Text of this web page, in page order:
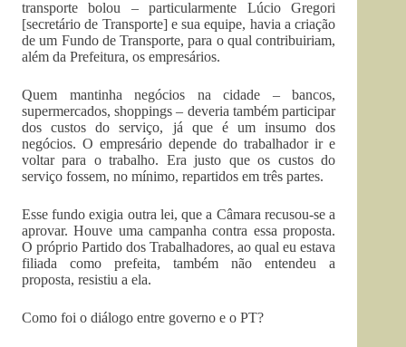
transporte bolou – particularmente Lúcio Gregori
[secretário de Transporte] e sua equipe, havia a criação
de um Fundo de Transporte, para o qual contribuiriam,
além da Prefeitura, os empresários.
Quem mantinha negócios na cidade – bancos,
supermercados, shoppings – deveria também participar
dos custos do serviço, já que é um insumo dos
negócios. O empresário depende do trabalhador ir e
voltar para o trabalho. Era justo que os custos do
serviço fossem, no mínimo, repartidos em três partes.
Esse fundo exigia outra lei, que a Câmara recusou-se a
aprovar. Houve uma campanha contra essa proposta.
O próprio Partido dos Trabalhadores, ao qual eu estava
filiada como prefeita, também não entendeu a
proposta, resistiu a ela.
Como foi o diálogo entre governo e o PT?